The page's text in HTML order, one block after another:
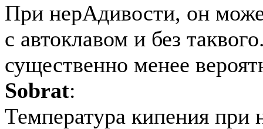
При нерАдивости, он
с автоклавом и без
существенно менее
Sobrat:
Температура кипения при